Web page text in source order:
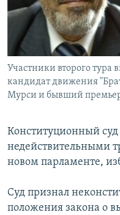
СОЦИАЛЬНЫЕ СЕТИ
Все сайты РСЕ/РС
Участники второго тура
кандидат движения
Мурси и бывший
Конституционный суд
недействительными
новом парламенте,
Суд признал
положения закона о